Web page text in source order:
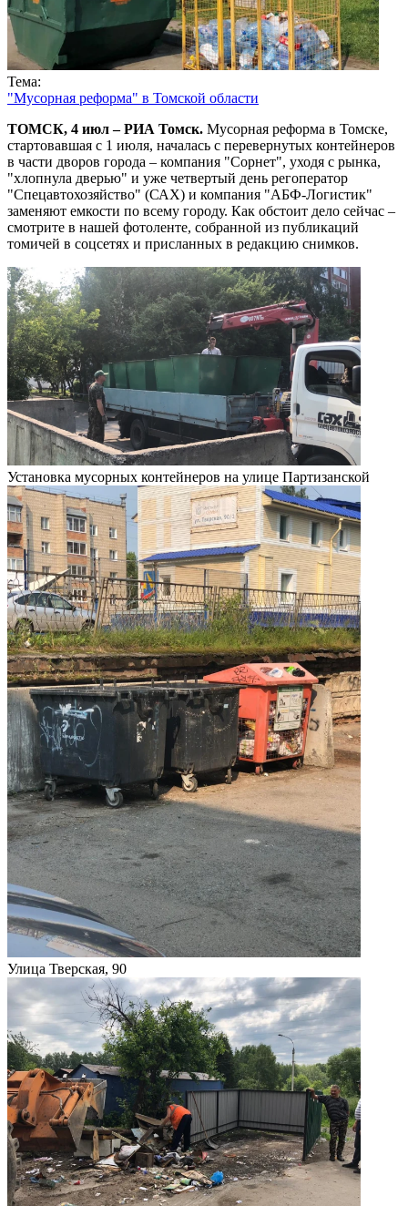
Тема:
"Мусорная реформа" в Томской области
ТОМСК, 4 июл – РИА Томск. Мусорная реформа в Томске,
стартовавшая с 1 июля, началась с перевернутых контейнеров
в части дворов города – компания "Сорнет", уходя с рынка,
"хлопнула дверью" и уже четвертый день регоператор
"Спецавтохозяйство" (САХ) и компания "АБФ-Логистик"
заменяют емкости по всему городу. Как обстоит дело сейчас –
смотрите в нашей фотоленте, собранной из публикаций
томичей в соцсетях и присланных в редакцию снимков.
Установка мусорных контейнеров на улице Партизанской
Улица Тверская, 90